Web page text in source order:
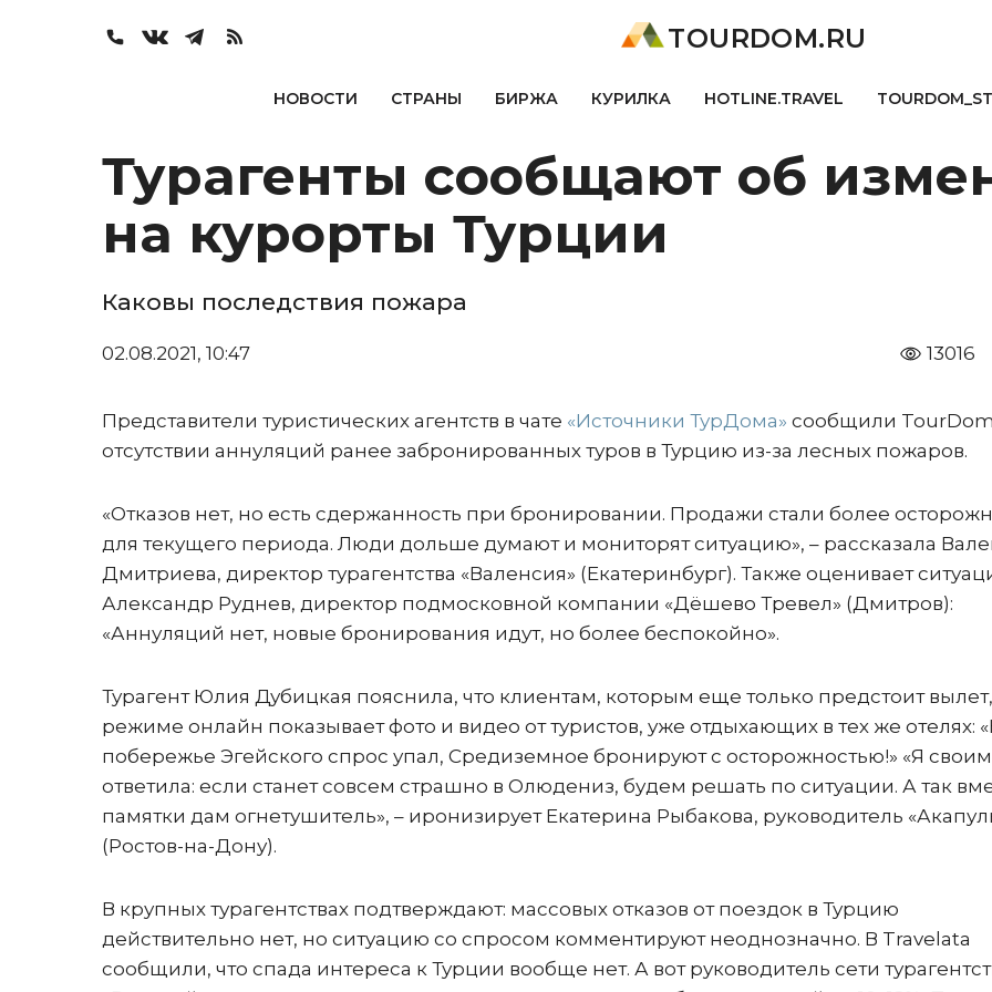
TOURDOM.RU
НОВОСТИ СТРАНЫ БИРЖА КУРИЛКА HOTLINE.TRAVEL
Турагенты сообщают об
на курорты Турции
Каковы последствия пожара
02.08.2021, 10:47 13016
Представители туристических агентств в чате «Источники ТурДома» сообщили
отсутствии аннуляций ранее забронированных туров в Турцию из-за лесных пожаров.
«Отказов нет, но есть сдержанность при бронировании. Продажи стали более
для текущего периода. Люди дольше думают и мониторят ситуацию», – рассказала
Дмитриева, директор турагентства «Валенсия» (Екатеринбург). Также оценивает
Александр Руднев, директор подмосковной компании «Дёшево Тревел» (Дмитров):
«Аннуляций нет, новые бронирования идут, но более беспокойно».
Турагент Юлия Дубицкая пояснила, что клиентам, которым еще только предстоит
режиме онлайн показывает фото и видео от туристов, уже отдыхающих в тех же отелях:
побережье Эгейского спрос упал, Средиземное бронируют с осторожностью!» «Я своим
ответила: если станет совсем страшно в Олюдениз, будем решать по ситуации. А так
памятки дам огнетушитель», – иронизирует Екатерина Рыбакова, руководитель
(Ростов-на-Дону).
В крупных турагентствах подтверждают: массовых отказов от поездок в Турцию
действительно нет, но ситуацию со спросом комментируют неоднозначно. В Travelata
сообщили, что спада интереса к Турции вообще нет. А вот руководитель сети